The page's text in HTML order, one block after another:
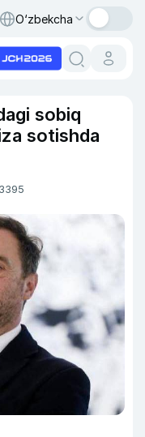
O‘zbekcha
sobiq
sotishda
3395